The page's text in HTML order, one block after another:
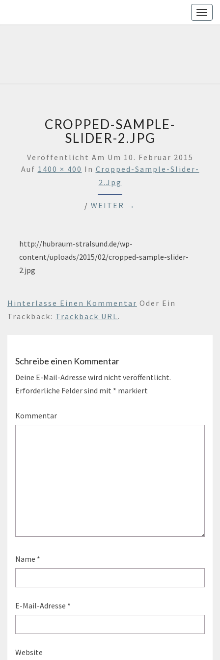
CROPPED-SAMPLE-
SLIDER-2.JPG
Veröffentlicht Am Um 10. Februar 2015
Auf 1400 × 400 In Cropped-Sample-Slider-
2.jpg
/ WEITER →
http://hubraum-stralsund.de/wp-
content/uploads/2015/02/cropped-sample-slider-
2.jpg
Hinterlasse Einen Kommentar Oder Ein
Trackback: Trackback URL.
Schreibe einen Kommentar
Deine E-Mail-Adresse wird nicht veröffentlicht.
Erforderliche Felder sind mit * markiert
Kommentar
Name *
E-Mail-Adresse *
Website